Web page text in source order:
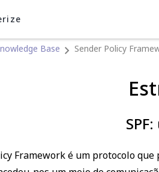
Base Sender Policy
Framework é um protocolo